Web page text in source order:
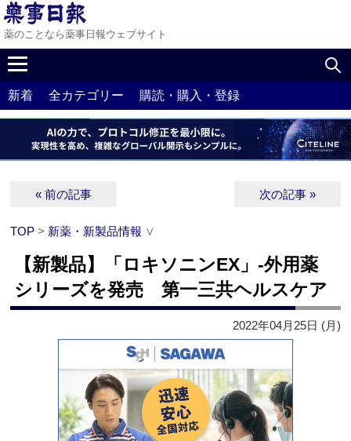
薬のことなら薬事日報ウェブサイト
新着 全カテゴリー 購読・購入・登録
« 前の記事 次の記事 »
TOP > 新薬・新製品情報 ∨
【新製品】「ロキソニンEX」‐外用薬
シリーズを発売 第一三共ヘルスケア
2022年04月25日 (月)